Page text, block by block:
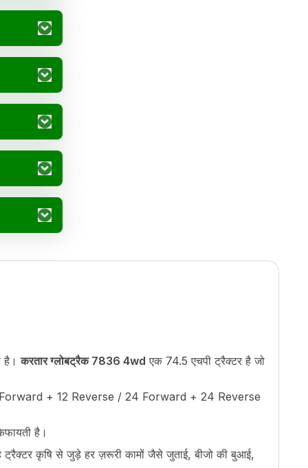
है।करतार ग्लोबट्रैक 7836 4wd एक 74.5 एचपी ट्रैक्टर है जो
Forward + 12 Reverse / 24 Forward + 24 Reverse
है।
ट्रैक्टर कृषि से जुड़े हर ज़रूरी कामों जैसे जुताई, बीजो की बुआई,